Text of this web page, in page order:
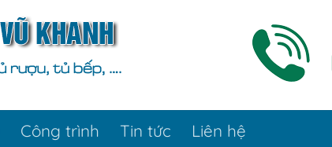
Công trình Tin tức Liên hệ